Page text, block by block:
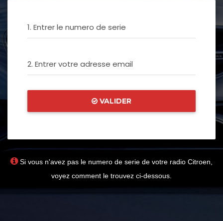
1. Entrer le numero de serie
2. Entrer votre adresse email
VALIDER
Si vous n'avez pas le numero de serie de votre radio Citroen,
voyez comment le trouvez ci-dessous.